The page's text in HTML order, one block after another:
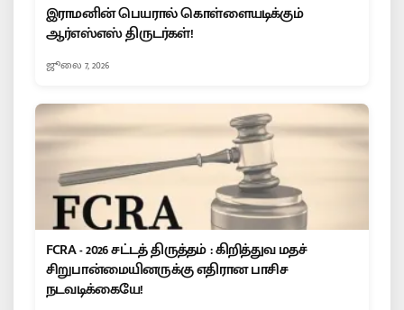
இராமனின் பெயரால் கொள்ளையடிக்கும்
ஆர்எஸ்எஸ் திருடர்கள்!
ஜூலை 7, 2026
FCRA - 2026 சட்டத் திருத்தம் : கிறித்துவ மதச்
சிறுபான்மையினருக்கு எதிரான பாசிச
நடவடிக்கையே!